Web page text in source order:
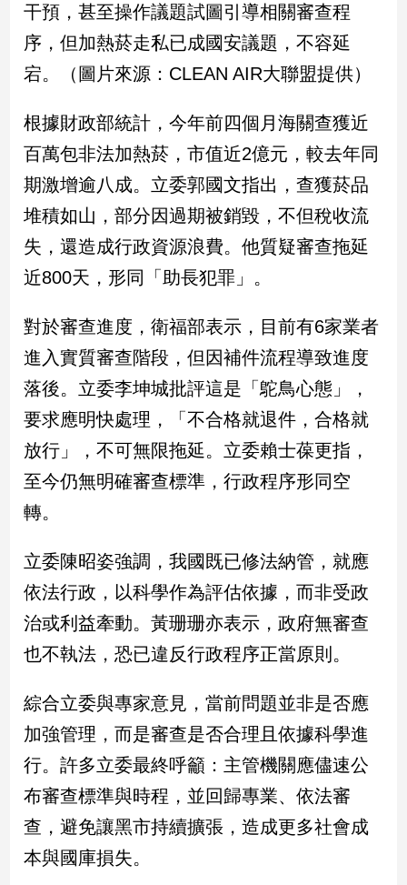
建
築/
室
內
計
旅
遊/
美
食
座/
命
理
消
費
健
康/
子/
感
情
藝
術
創
／
電
影
推
薦
技/
遊
戲
運
動
寵
Pet
干預，甚至操作議題試圖引導相關審查程
序，但加熱菸走私已成國安議題，不容延
宕。（圖片來源：CLEAN AIR大聯盟提供）
根據財政部統計，今年前四個月海關查獲近
百萬包非法加熱菸，市值近2億元，較去年同
期激增逾八成。立委郭國文指出，查獲菸品
堆積如山，部分因過期被銷毀，不但稅收流
失，還造成行政資源浪費。他質疑審查拖延
近800天，形同「助長犯罪」。
對於審查進度，衛福部表示，目前有6家業者
進入實質審查階段，但因補件流程導致進度
落後。立委李坤城批評這是「鴕鳥心態」，
要求應明快處理，「不合格就退件，合格就
放行」，不可無限拖延。立委賴士葆更指，
至今仍無明確審查標準，行政程序形同空
轉。
立委陳昭姿強調，我國既已修法納管，就應
依法行政，以科學作為評估依據，而非受政
治或利益牽動。黃珊珊亦表示，政府無審查
也不執法，恐已違反行政程序正當原則。
綜合立委與專家意見，當前問題並非是否應
加強管理，而是審查是否合理且依據科學進
行。許多立委最終呼籲：主管機關應儘速公
布審查標準與時程，並回歸專業、依法審
查，避免讓黑市持續擴張，造成更多社會成
本與國庫損失。